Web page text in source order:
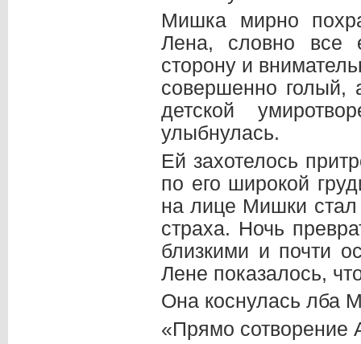
Мишка мирно
Лена, словно все
сторону и
совершенно голый,
детской
улыбнулась.
Ей захотелось
по его широкой
на лице Мишки стал
страха. Ночь
близкими и почти
Лене показалось,
Она коснулась лба
«Прямо